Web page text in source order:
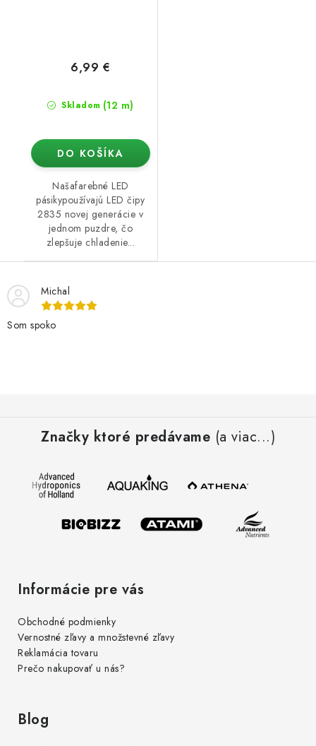
Skladom (12 m)
6,99 €
DO KOŠÍKA
Našafarebné LED
pásikypoužívajú LED čipy
2835 novej generácie v
jednom puzdre, čo
zlepšuje chladenie...
Michal
Som spoko
Značky ktoré predávame (a viac...)
Informácie pre vás
Obchodné podmienky
Vernostné zľavy a množstevné zľavy
Reklamácia tovaru
Prečo nakupovať u nás?
Blog